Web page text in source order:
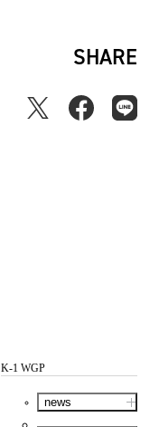
SHARE
K-1 WGP
news